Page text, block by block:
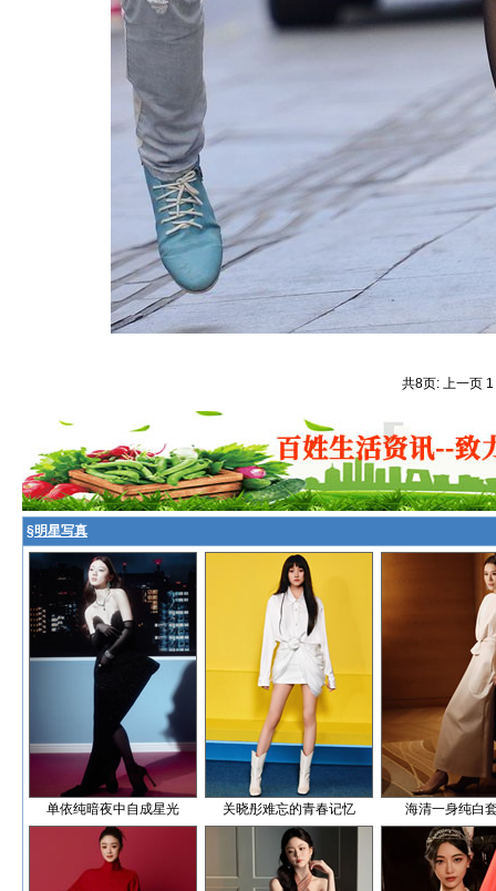
共8页: 上一页 1
§明星写真
单依纯暗夜中自成星光 关晓彤难忘的青春记忆 海清一身纯白